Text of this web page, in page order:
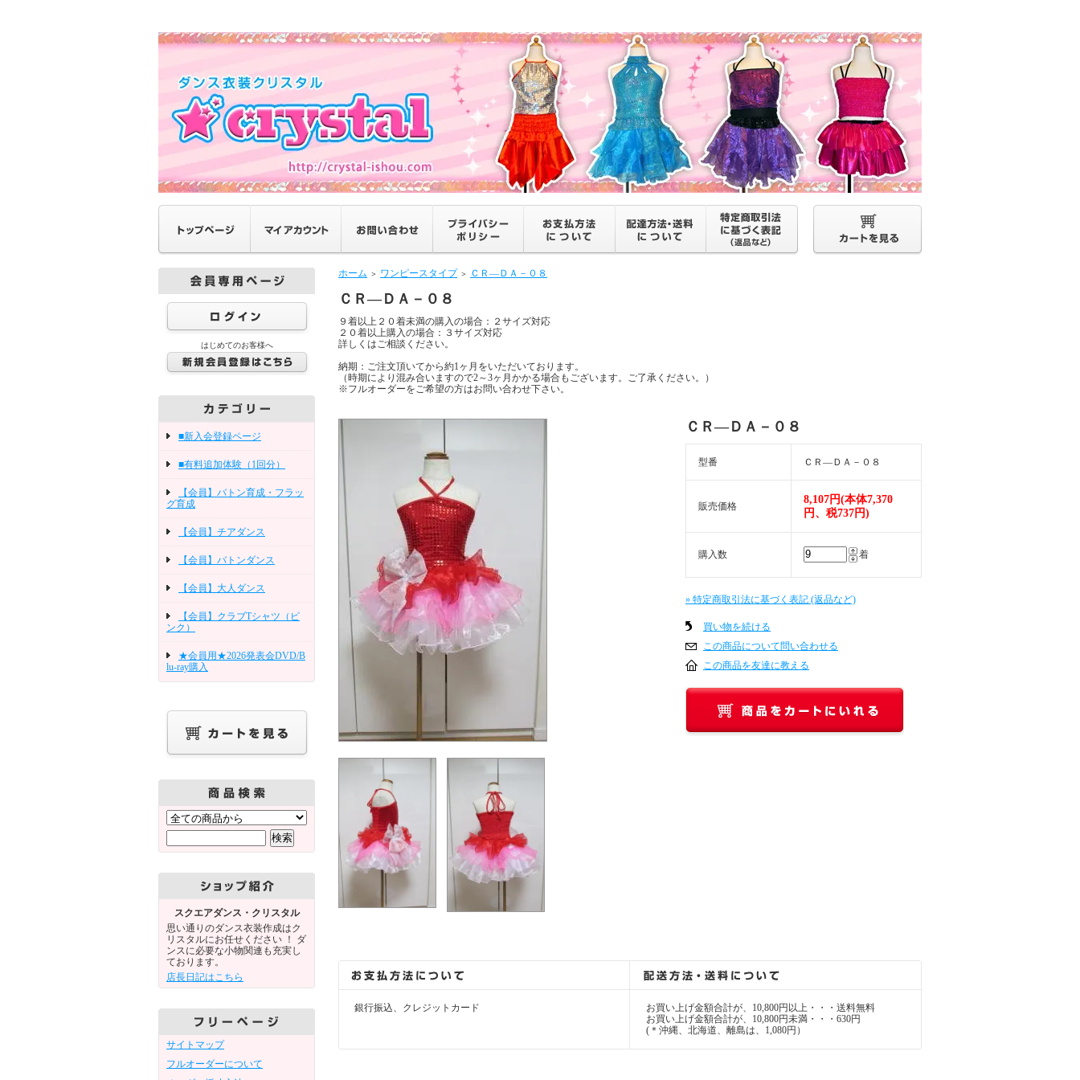
はじめてのお客様へ
■新入会登録ページ
■有料追加体験（1回分）
【会員】バトン育成・フラッ
グ育成
【会員】チアダンス
【会員】バトンダンス
【会員】大人ダンス
【会員】クラブTシャツ（ピ
ンク）
★会員用★2026発表会DVD/B
lu-ray購入
スクエアダンス・クリスタル
思い通りのダンス衣装作成はク
リスタルにお任せください ！ ダ
ンスに必要な小物関連も充実し
ております。
店長日記はこちら
サイトマップ
フルオーダーについて
ホーム ＞ ワンピースタイプ ＞ ＣＲ―ＤＡ－０８
ＣＲ―ＤＡ－０８
９着以上２０着未満の購入の場合：２サイズ対応
２０着以上購入の場合：３サイズ対応
詳しくはご相談ください。
納期：ご注文頂いてから約1ヶ月をいただいております。
（時期により混み合いますので2～3ヶ月かかる場合もございます。ご了承ください。）
※フルオーダーをご希望の方はお問い合わせ下さい。
ＣＲ―ＤＡ－０８
型番 ＣＲ―ＤＡ－０８
販売価格
8,107円(本体7,370
円、税737円)
購入数 着
» 特定商取引法に基づく表記 (返品など)
買い物を続ける
この商品について問い合わせる
この商品を友達に教える
銀行振込、クレジットカード
お買い上げ金額合計が、10,800円以上・・・送料無料
お買い上げ金額合計が、10,800円未満・・・630円
(＊沖縄、北海道、離島は、1,080円）